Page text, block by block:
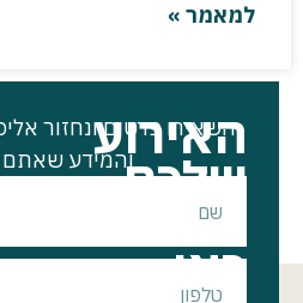
למאמר »
האירוע
שלכם
מתחיל
כאן
השאירו פרטים ונחזור
והמידע שאתם